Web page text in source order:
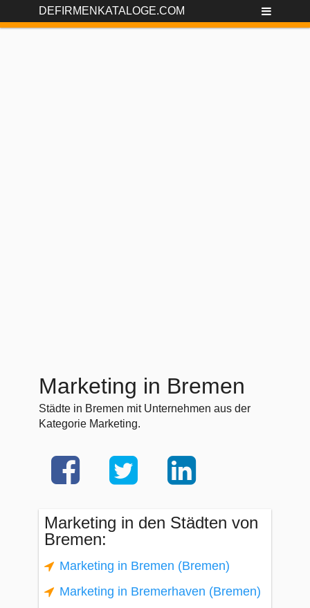
DEFIRMENKATALOGE.COM
Marketing in Bremen
Städte in Bremen mit Unternehmen aus der
Kategorie Marketing.
Marketing in den Städten von
Bremen:
Marketing in Bremen (Bremen)
Marketing in Bremerhaven (Bremen)